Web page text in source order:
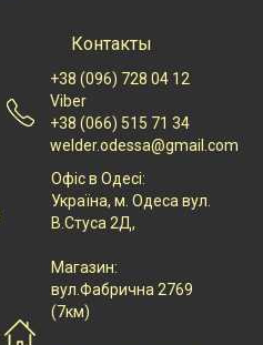
Контакты
+38 (096) 728 04 12
Viber
+38 (066) 515 71 34
welder.odessa@gmail.com
Офіс в Одесі:
Українa, м. Одеса вул.
В.Стуса 2Д,
Магазин:
вул.Фабрична 2769
(7км)